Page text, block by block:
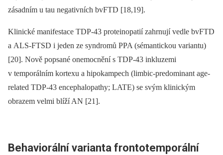
zásadním u tau negativních bvFTD [18,19].
Klinické manifestace TDP-43 proteinopatií zahrnují vedle bvFTD
a ALS-FTSD i jeden ze syndromů PPA (sémantickou variantu)
[20]. Nově popsané onemocnění s TDP-43 inkluzemi
v temporálním kortexu a hipokampech (limbic-predominant age-
related TDP-43 encephalopathy; LATE) se svým klinickým
obrazem velmi blíží AN [21].
Behaviorální varianta frontotemporální